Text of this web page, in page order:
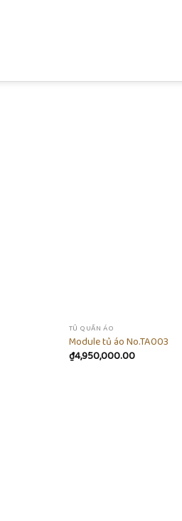
TỦ QUẦN ÁO
Module tủ áo No.TA003
₫4,950,000.00